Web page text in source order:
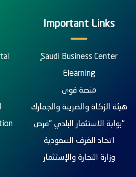
Important Links
ٍSaudi Business Center
Elearning
منصة قوى
هيئة الزكاة والضريبة والجمارك
بوابة الاستثمار البلدي "فرص"
اتحاد الغرف السعودية
وزارة التجارة والإستثمار